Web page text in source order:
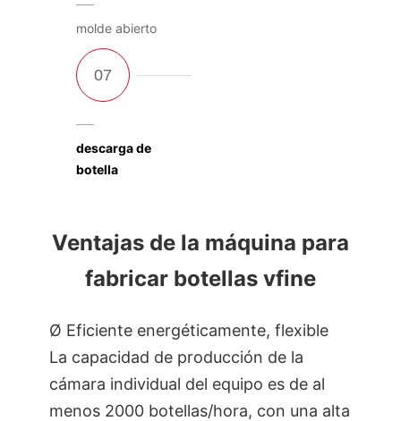
molde abierto
descarga de
botella
Ventajas de la máquina para
fabricar botellas vfine
Ø Eficiente energéticamente, flexible
La capacidad de producción de la
cámara individual del equipo es de al
menos 2000 botellas/hora, con una alta